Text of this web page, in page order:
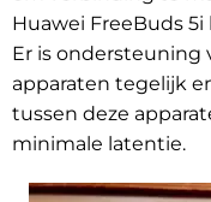
Huawei FreeBuds
Er is
apparaten tegelijk
tussen deze
minimale latentie.